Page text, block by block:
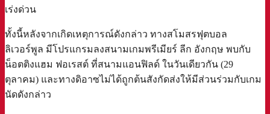
เร่งด่วน
ทั้งนี้หลังจากเกิดเหตุการณ์ดังกล่าว ทางสโมสรฟุตบอล
ลิเวอร์พูล มีโปรแกรมลงสนามเกมพรีเมียร์ ลีก อังกฤษ พบกับ
น็อตติงแฮม ฟอเรสต์ ที่สนามแอนฟิลด์ ในวันเดียวกัน (29
ตุลาคม) และทางดิอาซไม่ได้ถูกต้นสังกัดส่งให้มีส่วนร่วมกับเกม
นัดดังกล่าว